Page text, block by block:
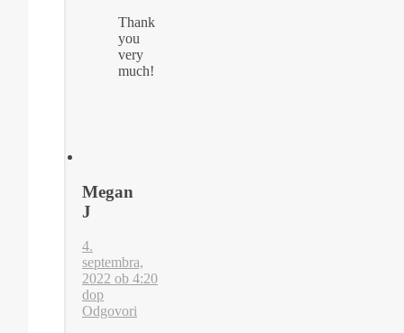
Thank
you
very
much!
Megan
J
4.
septembra,
2022 ob 4:20
dop
Odgovori